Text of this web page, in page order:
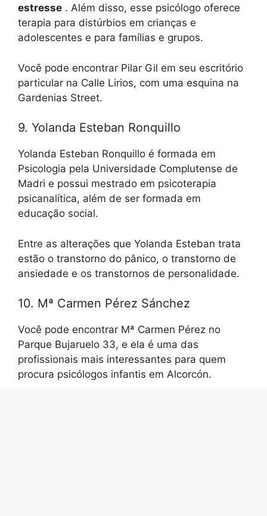
estresse . Além disso, esse psicólogo oferece
terapia para distúrbios em crianças e
adolescentes e para famílias e grupos.
Você pode encontrar Pilar Gil em seu escritório
particular na Calle Lirios, com uma esquina na
Gardenias Street.
9. Yolanda Esteban Ronquillo
Yolanda Esteban Ronquillo é formada em
Psicologia pela Universidade Complutense de
Madri e possui mestrado em psicoterapia
psicanalítica, além de ser formada em
educação social.
Entre as alterações que Yolanda Esteban trata
estão o transtorno do pânico, o transtorno de
ansiedade e os transtornos de personalidade.
10. Mª Carmen Pérez Sánchez
Você pode encontrar Mª Carmen Pérez no
Parque Bujaruelo 33, e ela é uma das
profissionais mais interessantes para quem
procura psicólogos infantis em Alcorcón.